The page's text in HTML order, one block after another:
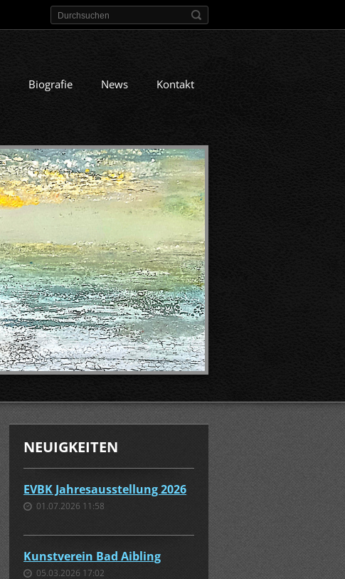
Biografie News Kontakt
NEUIGKEITEN
EVBK Jahresausstellung 2026
01.07.2026 11:58
Kunstverein Bad Aibling
05.03.2026 17:02